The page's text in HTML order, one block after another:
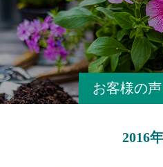
お客様の
2016